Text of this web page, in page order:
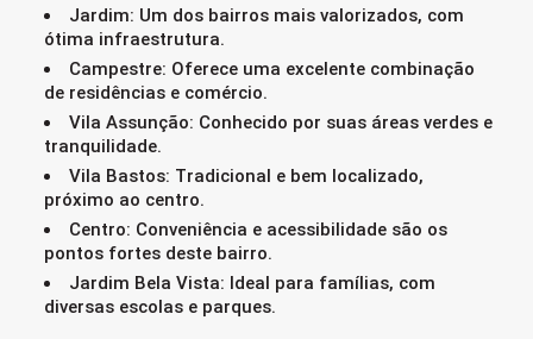
Jardim: Um dos bairros mais valorizados, com
ótima infraestrutura.
Campestre: Oferece uma excelente combinação
de residências e comércio.
Vila Assunção: Conhecido por suas áreas verdes e
tranquilidade.
Vila Bastos: Tradicional e bem localizado,
próximo ao centro.
Centro: Conveniência e acessibilidade são os
pontos fortes deste bairro.
Jardim Bela Vista: Ideal para famílias, com
diversas escolas e parques.